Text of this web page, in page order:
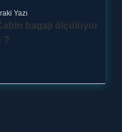
Yazı
bagajı ölçülüyor
?